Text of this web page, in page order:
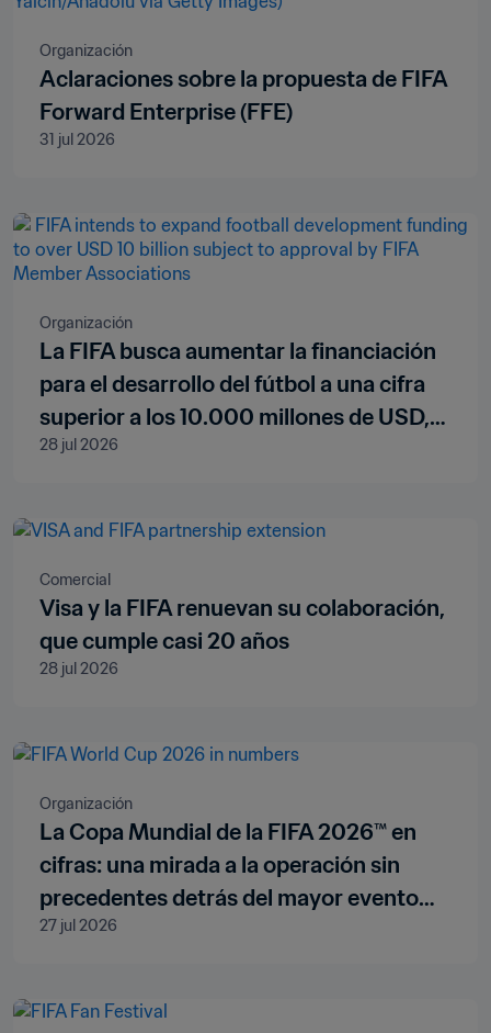
Organización
Aclaraciones sobre la propuesta de FIFA
Forward Enterprise (FFE)
31 jul 2026
Organización
La FIFA busca aumentar la financiación
para el desarrollo del fútbol a una cifra
superior a los 10.000 millones de USD,
que estará sujeta a la aprobación de las
28 jul 2026
Comercial
Visa y la FIFA renuevan su colaboración,
que cumple casi 20 años
28 jul 2026
Organización
La Copa Mundial de la FIFA 2026™ en
cifras: una mirada a la operación sin
precedentes detrás del mayor evento
deportivo de la historia
27 jul 2026